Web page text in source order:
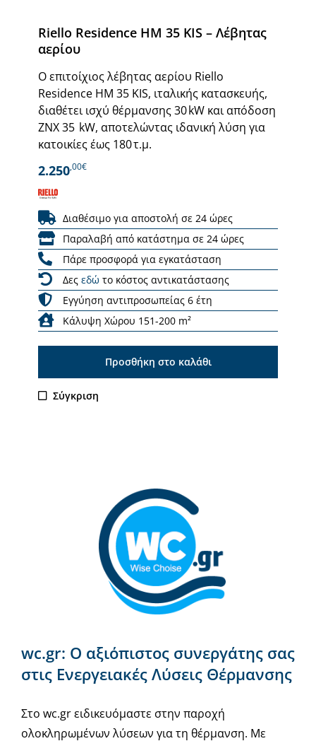
Riello Residence ΗΜ 35 KIS – Λέβητας
αερίου
Ο επιτοίχιος λέβητας αερίου Riello
Residence HM 35 KIS, ιταλικής κατασκευής,
διαθέτει ισχύ θέρμανσης 30 kW και απόδοση
ΖΝΧ 35 kW, αποτελώντας ιδανική λύση για
κατοικίες έως 180 τ.μ.
2.250,00€
Διαθέσιμο για αποστολή σε 24 ώρες
Παραλαβή από κατάστημα σε 24 ώρες
Πάρε προσφορά για εγκατάσταση
Δες εδώ το κόστος αντικατάστασης
Εγγύηση αντιπροσωπείας 6 έτη
Κάλυψη Χώρου 151-200 m²
Προσθήκη στο καλάθι
Σύγκριση
wc.gr: Ο αξιόπιστος συνεργάτης σας
στις Ενεργειακές Λύσεις Θέρμανσης
Στο wc.gr ειδικευόμαστε στην παροχή
ολοκληρωμένων λύσεων για τη θέρμανση. Με